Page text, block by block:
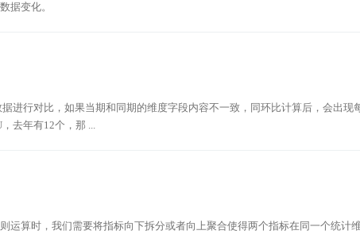
据变化。
进行对比，如果当期和同期的维度字段内容不一致，同环比计算后，会出现
去年有12个，那 ...
运算时，我们需要将指标向下拆分或者向上聚合使得两个指标在同一个统计